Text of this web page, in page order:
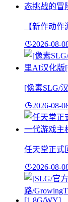
【新作动
2026-08-
[像素SLG/
2026-08-
任天堂正式
2026-08-